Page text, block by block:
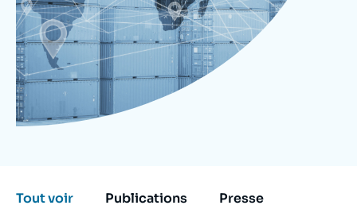
Tout voir Publications Presse